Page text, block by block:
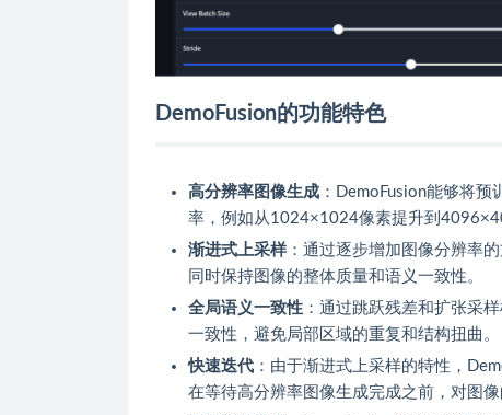
DemoFusion的功能特色
高分辨率图像生成 ：DemoFusion能够将
率，例如从1024×1024像素提升到
渐进式上采样 ：通过逐步增加图像分辨率
同时保持图像的整体质量和语义一致性。
全局语义一致性 ：通过跳跃残差和扩张采
一致性，避免局部区域的重复和结构扭曲。
快速迭代 ：由于渐进式上采样的特性，
在等待高分辨率图像生成完成之前，对图